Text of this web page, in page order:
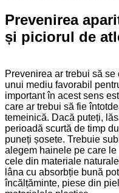
Prevenirea
și piciorul de
Prevenirea ar trebui să
unui mediu favorabil
important în acest sens
care ar trebui să fie
temeinică. Dacă puteți,
perioadă scurtă de timp
puneți șosete. Trebuie
alegem hainele pe care
cele din materiale
lâna cu absorbție bună
încălțăminte, piese din